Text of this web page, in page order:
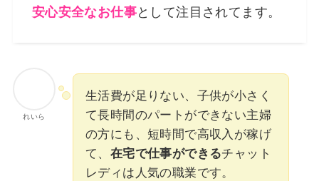
安心安全なお仕事として注目されてます。
れいら
生活費が足りない、子供が小さく
て長時間のパートができない主婦
の方にも、短時間で高収入が稼げ
て、 在宅で仕事ができるチャット
レディは人気の職業です。